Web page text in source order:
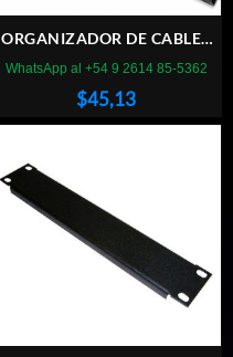
ORGANIZADOR DE CABLES
GLC 2U CERRADOR
$45,13
WhatsApp al +54 9 2614 85-5362